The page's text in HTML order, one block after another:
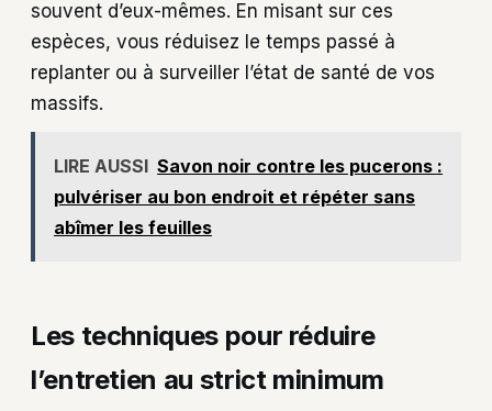
souvent d’eux-mêmes. En misant sur ces
espèces, vous réduisez le temps passé à
replanter ou à surveiller l’état de santé de vos
massifs.
LIRE AUSSI Savon noir contre les pucerons :
pulvériser au bon endroit et répéter sans
abîmer les feuilles
Les techniques pour réduire
l’entretien au strict minimum